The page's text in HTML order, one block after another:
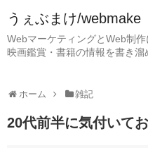
うぇぶまけ/webmake
WebマーケティングとWeb制
映画鑑賞・書籍の情報を書き溜
ホーム 雑記
20代前半に気付いて